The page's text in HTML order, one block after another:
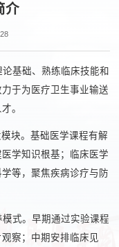
介
基础、熟练临床技能和
于为医疗卫生事业输送
。
块。基础医学课程有解
学知识根基；临床医学
等，聚焦疾病诊疗与防
式。早期通过实验课程
察；中期安排临床见